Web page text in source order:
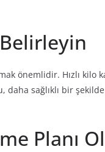
önemlidir. Hızlı kilo
sağlıklı bir şekilde
Planı